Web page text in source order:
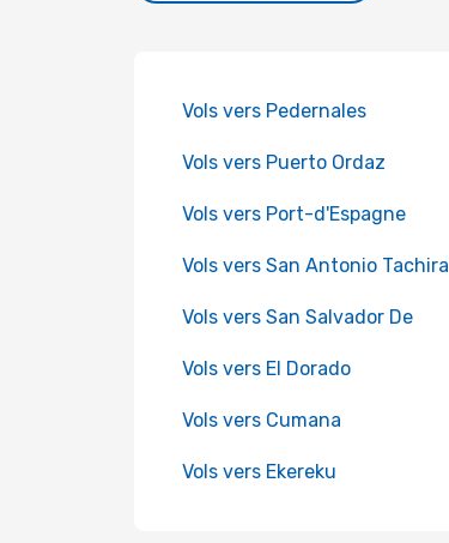
Vols vers Pedernales
Vols vers Puerto Ordaz
Vols vers Port-d'Espagne
Vols vers San Antonio Tachira
Vols vers San Salvador De
Vols vers El Dorado
Vols vers Cumana
Vols vers Ekereku